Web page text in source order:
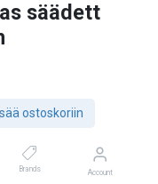
ostoskoriin
Brands Account
säädett